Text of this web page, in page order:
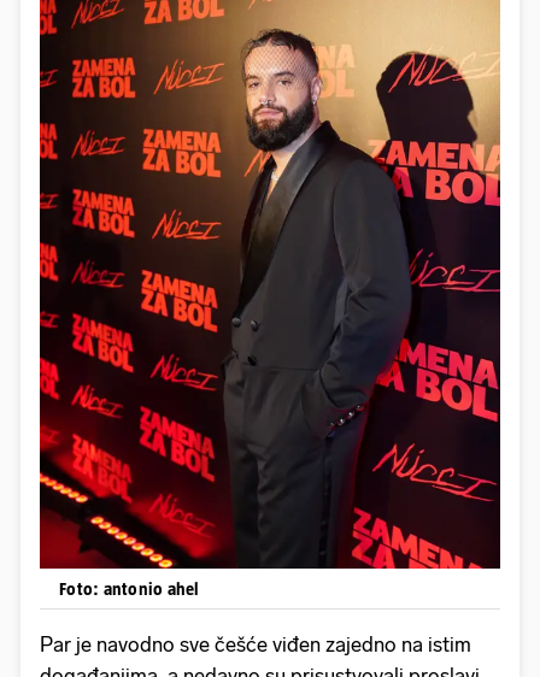
Foto: antonio ahel
Par je navodno sve češće viđen zajedno na istim